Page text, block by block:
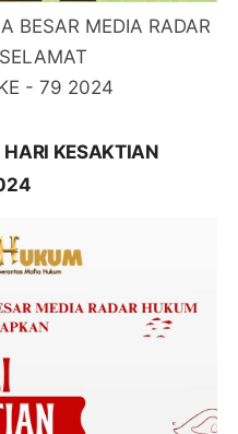
BESAR MEDIA RADAR
- 79 2024
KESAKTIAN